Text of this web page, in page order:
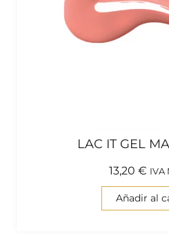
LAC IT GEL
13,20 € IVA
Añadir al